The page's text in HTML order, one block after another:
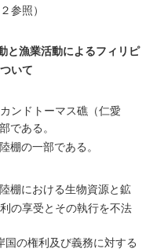
参照）
と漁業活動によるフィリピ
いて
ンドトーマス礁（仁愛
である。
棚の一部である。
棚における生物資源と鉱
の享受とその執行を不法
国の権利及び義務に対する